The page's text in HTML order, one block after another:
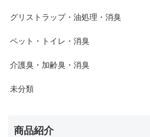
グリストラップ・油処理・消臭
ペット・トイレ・消臭
介護臭・加齢臭・消臭
未分類
商品紹介